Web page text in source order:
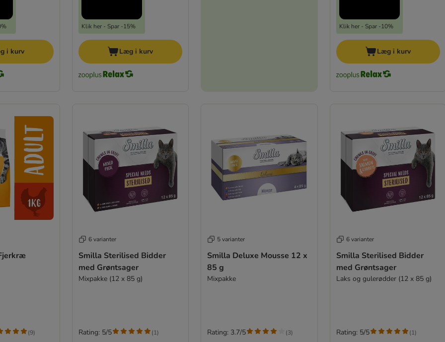
i kurv
Klik her - Spar -15%
Læg i kurv
Klik her - Spar -10%
Læg i kurv
(9)
6 varianter
Smilla Sterilised Bidder
med Grøntsager
Mixpakke (12 x 85 g)
Rating: 5/5 (1)
5 varianter
Smilla Deluxe Mousse 12 x
85 g
Mixpakke
Rating: 3.7/5 (3)
6 varianter
Smilla Sterilised Bidder
med Grøntsager
Laks og gulerødder (12 x 85 g)
Rating: 5/5 (1)